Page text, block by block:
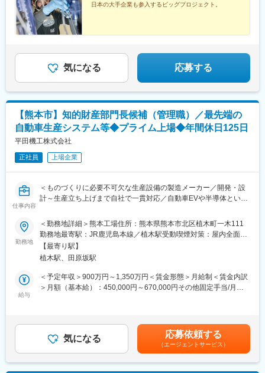
日本の大手企業も参入するビッグプロジェクト。
気になる 応募する
【熊本市】知的財産部門長候補（管理職）／最先端の
自動車生産システム等◆プライム上場◆年間休日125日
平田機工株式会社
正社員 上場企業
仕事内容
＜ものづくりに必要不可欠な生産設備の製造メーカー／開発・設
計～生産立ち上げまで自社で一貫対応／自動車EVや半導体といっ
■配属部門の業務内容：
◇事業部門と連携した発明支援
発明の創出及び／又は発掘、先願調査
◇知財権の強化活動
国内外特許の出願、明細書作成、意見書、補正書作成等の中間処
理、権利化
◇知財戦略の立案と推進
■お任せしたい業務：
◇部門長、管理職採用の場合（勤務地：熊本）
勤務地
＜勤務地詳細＞熊本工場住所：熊本県熊本市北区植木町一木111
勤務地最寄駅：JR鹿児島本線／植木駅受動喫煙対策：屋内全面禁
煙変更の範囲：会社の定める事業所
【最寄り駅】
植木駅、田原坂駅
給与
＜予定年収＞900万円～1,350万円＜賃金形態＞月給制＜賃金内訳
＞月額（基本給）：450,000円～670,000円その他固定手当/月：
（6月、12月）■その他固定手当：役職手当賃金はあくまでも目安
の金額であり、選考を通じて上下する可能性があります。月給(月
額)は固定手当を含めた表記です。
気になる 応募依頼する
（エージェントサービス）